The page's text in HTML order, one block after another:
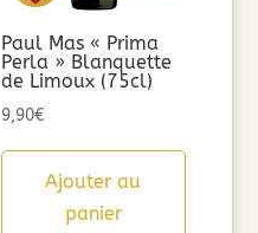
Paul Mas « Prima
Perla » Blanquette
de Limoux (75cl)
9,90€
Ajouter au
panier